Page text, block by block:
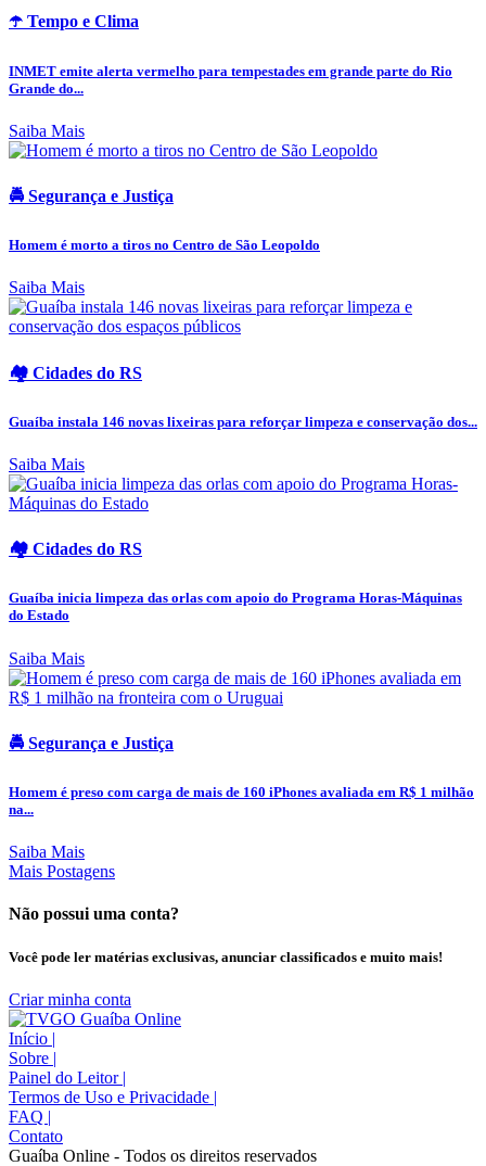
☂️ Tempo e Clima
INMET emite alerta vermelho para tempestades em grande parte do Rio
Grande do...
Saiba Mais
🚔 Segurança e Justiça
Homem é morto a tiros no Centro de São Leopoldo
Saiba Mais
🏘️ Cidades do RS
Guaíba instala 146 novas lixeiras para reforçar limpeza e conservação dos...
Saiba Mais
🏘️ Cidades do RS
Guaíba inicia limpeza das orlas com apoio do Programa Horas-Máquinas
do Estado
Saiba Mais
🚔 Segurança e Justiça
Homem é preso com carga de mais de 160 iPhones avaliada em R$ 1 milhão
na...
Saiba Mais
Mais Postagens
Não possui uma conta?
Você pode ler matérias exclusivas, anunciar classificados e muito mais!
Criar minha conta
Início |
Sobre |
Painel do Leitor |
Termos de Uso e Privacidade |
FAQ |
Contato
Guaíba Online - Todos os direitos reservados